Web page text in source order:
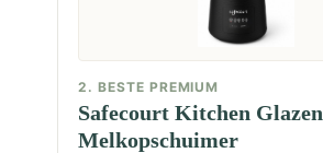
2. BESTE PREMIUM
Safecourt Kitchen Glazen
Melkopschuimer